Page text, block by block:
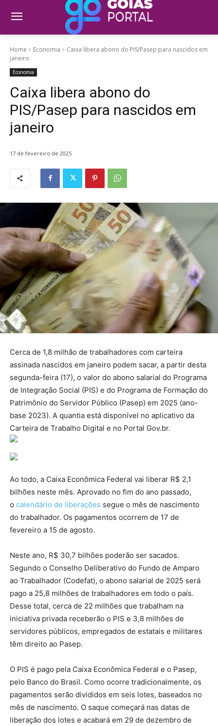
Home Economia
Caixa libera abono do PIS/Pasep para nascidos em
janeiro
Economia
Caixa libera abono do
PIS/Pasep para nascidos em
janeiro
17 de fevereiro de 2025
Cerca de 1,8 milhão de trabalhadores com carteira
assinada nascidos em janeiro podem sacar, a partir desta
segunda-feira (17), o valor do abono salarial do Programa
de Integração Social (PIS) e do Programa de Formação do
Patrimônio do Servidor Público (Pasep) em 2025 (ano-
base 2023). A quantia está disponível no aplicativo da
Carteira de Trabalho Digital e no Portal Gov.br.
Ao todo, a Caixa Econômica Federal vai liberar R$ 2,1
bilhões neste mês. Aprovado no fim do ano passado,
o calendário de liberações segue o mês de nascimento
do trabalhador. Os pagamentos ocorrem de 17 de
fevereiro a 15 de agosto.
Neste ano, R$ 30,7 bilhões poderão ser sacados.
Segundo o Conselho Deliberativo do Fundo de Amparo
ao Trabalhador (Codefat), o abono salarial de 2025 será
pago a 25,8 milhões de trabalhadores em todo o país.
Desse total, cerca de 22 milhões que trabalham na
iniciativa privada receberão o PIS e 3,8 milhões de
servidores públicos, empregados de estatais e militares
têm direito ao Pasep.
O PIS é pago pela Caixa Econômica Federal e o Pasep,
pelo Banco do Brasil. Como ocorre tradicionalmente, os
pagamentos serão divididos em seis lotes, baseados no
mês de nascimento. O saque começará nas datas de
liberação dos lotes e acabará em 29 de dezembro de